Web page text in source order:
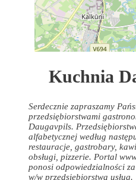
Kuchnia
Serdecznie zapraszamy
przedsiębiorstwami
Daugavpils.
alfabetycznej według
restauracje, gastrobary,
obsługi, pizzerie. Portal
ponosi odpowiedzialności
w/w przedsiębiorstwa usług.